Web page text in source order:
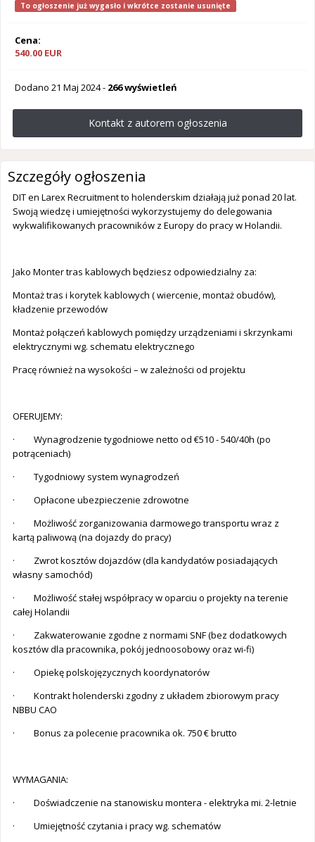
To ogłoszenie już wygasło i wkrótce zostanie usunięte
Cena:
540.00 EUR
Dodano 21 Maj 2024- 266 wyświetleń
Kontakt z autorem ogłoszenia
Szczegóły ogłoszenia
DIT en Larex Recruitment to holenderskim działają już ponad 20 lat.
Swoją wiedzę i umiejętności wykorzystujemy do delegowania
wykwalifikowanych pracowników z Europy do pracy w Holandii.
Jako Monter tras kablowych będziesz odpowiedzialny za:
Montaż tras i korytek kablowych ( wiercenie, montaż obudów),
kładzenie przewodów
Montaż połączeń kablowych pomiędzy urządzeniami i skrzynkami
elektrycznymi wg. schematu elektrycznego
Pracę również na wysokości – w zależności od projektu
OFERUJEMY:
· Wynagrodzenie tygodniowe netto od €510 - 540/40h (po
potrąceniach)
· Tygodniowy system wynagrodzeń
· Opłacone ubezpieczenie zdrowotne
· Możliwość zorganizowania darmowego transportu wraz z
kartą paliwową (na dojazdy do pracy)
· Zwrot kosztów dojazdów (dla kandydatów posiadających
własny samochód)
· Możliwość stałej współpracy w oparciu o projekty na terenie
całej Holandii
· Zakwaterowanie zgodne z normami SNF (bez dodatkowych
kosztów dla pracownika, pokój jednoosobowy oraz wi-fi)
· Opiekę polskojęzycznych koordynatorów
· Kontrakt holenderski zgodny z układem zbiorowym pracy
NBBU CAO
· Bonus za polecenie pracownika ok. 750 € brutto
WYMAGANIA:
· Doświadczenie na stanowisku montera - elektryka mi. 2-letnie
· Umiejętność czytania i pracy wg. schematów